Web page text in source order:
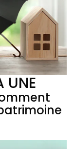
UNE